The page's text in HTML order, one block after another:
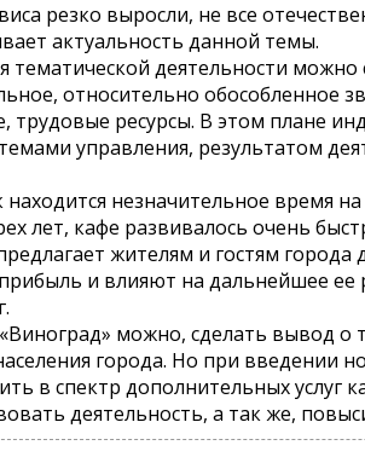
резко выросли, не все
актуальность данной темы.
деятельности можно
относительно обособленное
ресурсы. В этом плане
управления, результатом
незначительное время на
лет, кафе развивалось очень
жителям и гостям города
и влияют на дальнейшее ее
можно, сделать вывод о
города. Но при введении
в спектр дополнительных услуг
деятельность, а так же,